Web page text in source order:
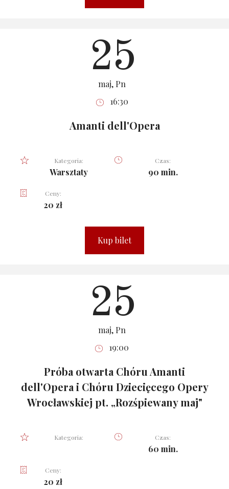
25
maj, Pn
16:30
Amanti dell'Opera
Kategoria:
Warsztaty
Czas:
90 min.
Ceny:
20 zł
Kup bilet
25
maj, Pn
19:00
Próba otwarta Chóru Amanti
dell'Opera i Chóru Dziecięcego Opery
Wrocławskiej pt. „Rozśpiewany maj"
Kategoria: Czas:
60 min.
Ceny:
20 zł